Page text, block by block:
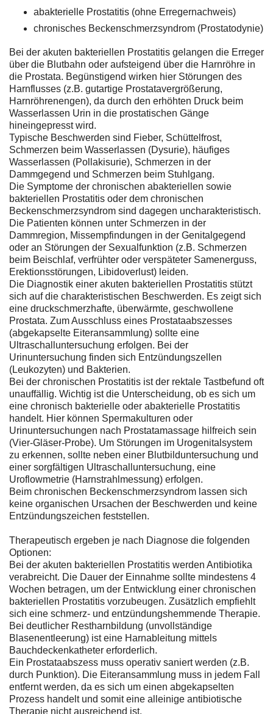
abakterielle Prostatitis (ohne Erregernachweis)
chronisches Beckenschmerzsyndrom (Prostatodynie)
Bei der akuten bakteriellen Prostatitis gelangen die Erreger
über die Blutbahn oder aufsteigend über die Harnröhre in
die Prostata. Begünstigend wirken hier Störungen des
Harnflusses (z.B. gutartige Prostatavergrößerung,
Harnröhrenengen), da durch den erhöhten Druck beim
Wasserlassen Urin in die prostatischen Gänge
hineingepresst wird.
Typische Beschwerden sind Fieber, Schüttelfrost,
Schmerzen beim Wasserlassen (Dysurie), häufiges
Wasserlassen (Pollakisurie), Schmerzen in der
Dammgegend und Schmerzen beim Stuhlgang.
Die Symptome der chronischen abakteriellen sowie
bakteriellen Prostatitis oder dem chronischen
Beckenschmerzsyndrom sind dagegen uncharakteristisch.
Die Patienten können unter Schmerzen in der
Dammregion, Missempfindungen in der Genitalgegend
oder an Störungen der Sexualfunktion (z.B. Schmerzen
beim Beischlaf, verfrühter oder verspäteter Samenerguss,
Erektionsstörungen, Libidoverlust) leiden.
Die Diagnostik einer akuten bakteriellen Prostatitis stützt
sich auf die charakteristischen Beschwerden. Es zeigt sich
eine druckschmerzhafte, überwärmte, geschwollene
Prostata. Zum Ausschluss eines Prostataabszesses
(abgekapselte Eiteransammlung) sollte eine
Ultraschalluntersuchung erfolgen. Bei der
Urinuntersuchung finden sich Entzündungszellen
(Leukozyten) und Bakterien.
Bei der chronischen Prostatitis ist der rektale Tastbefund oft
unauffällig. Wichtig ist die Unterscheidung, ob es sich um
eine chronisch bakterielle oder abakterielle Prostatitis
handelt. Hier können Spermakulturen oder
Urinuntersuchungen nach Prostatamassage hilfreich sein
(Vier-Gläser-Probe). Um Störungen im Urogenitalsystem
zu erkennen, sollte neben einer Blutbilduntersuchung und
einer sorgfältigen Ultraschalluntersuchung, eine
Uroflowmetrie (Harnstrahlmessung) erfolgen.
Beim chronischen Beckenschmerzsyndrom lassen sich
keine organischen Ursachen der Beschwerden und keine
Entzündungszeichen feststellen.
Therapeutisch ergeben je nach Diagnose die folgenden
Optionen:
Bei der akuten bakteriellen Prostatitis werden Antibiotika
verabreicht. Die Dauer der Einnahme sollte mindestens 4
Wochen betragen, um der Entwicklung einer chronischen
bakteriellen Prostatitis vorzubeugen. Zusätzlich empfiehlt
sich eine schmerz- und entzündungshemmende Therapie.
Bei deutlicher Restharnbildung (unvollständige
Blasenentleerung) ist eine Harnableitung mittels
Bauchdeckenkatheter erforderlich.
Ein Prostataabszess muss operativ saniert werden (z.B.
durch Punktion). Die Eiteransammlung muss in jedem Fall
entfernt werden, da es sich um einen abgekapselten
Prozess handelt und somit eine alleinige antibiotische
Therapie nicht ausreichend ist.